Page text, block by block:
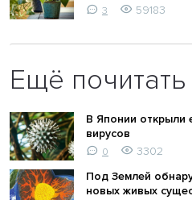
3 59183
Ещё почитать
В Японии открыли
вирусов
0
3302
Под Землей
новых живых